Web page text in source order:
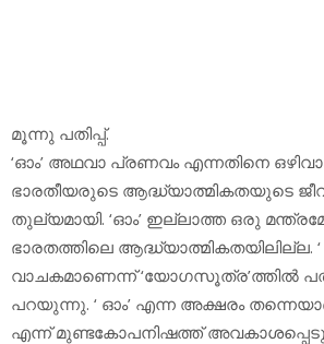
മൂന്നു പതിപ്പ്.
‘ഓം’ അഥവാ പ്രണവം എന്നതിനെ
ഭാരതീയരുടെ ആദ്ധ്യാത്മികതയുടെ
തുല്യമായി. ‘ഓം’ ഇല്ലാത്ത ഒരു
ഭാരതത്തിലെ ആദ്ധ്യാത്മികതയിലില്ല.
വാചകമാണെന്ന് ‘യോഗസൂത്ര’ത്തില്‍
പറയുന്നു. ‘ ഓം’ എന്ന അക്ഷരം
എന്ന് മുണ്ടകോപനിഷത്ത്